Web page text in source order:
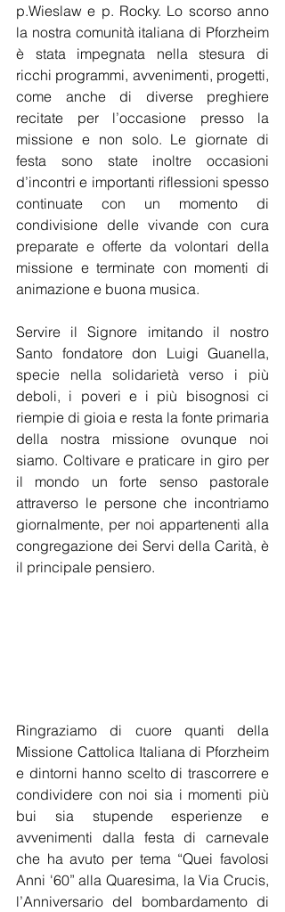
p.Wieslaw e p. Rocky. Lo scorso anno
la nostra comunità italiana di Pforzheim
è stata impegnata nella stesura di
ricchi programmi, avvenimenti, progetti,
come anche di diverse preghiere
recitate per l’occasione presso la
missione e non solo. Le giornate di
festa sono state inoltre occasioni
d’incontri e importanti riflessioni spesso
continuate con un momento di
condivisione delle vivande con cura
preparate e offerte da volontari della
missione e terminate con momenti di
animazione e buona musica.
Servire il Signore imitando il nostro
Santo fondatore don Luigi Guanella,
specie nella solidarietà verso i più
deboli, i poveri e i più bisognosi ci
riempie di gioia e resta la fonte primaria
della nostra missione ovunque noi
siamo. Coltivare e praticare in giro per
il mondo un forte senso pastorale
attraverso le persone che incontriamo
giornalmente, per noi appartenenti alla
congregazione dei Servi della Carità, è
il principale pensiero.
Ringraziamo di cuore quanti della
Missione Cattolica Italiana di Pforzheim
e dintorni hanno scelto di trascorrere e
condividere con noi sia i momenti più
bui sia stupende esperienze e
avvenimenti dalla festa di carnevale
che ha avuto per tema “Quei favolosi
Anni '60” alla Quaresima, la Via Crucis,
l’Anniversario del bombardamento di